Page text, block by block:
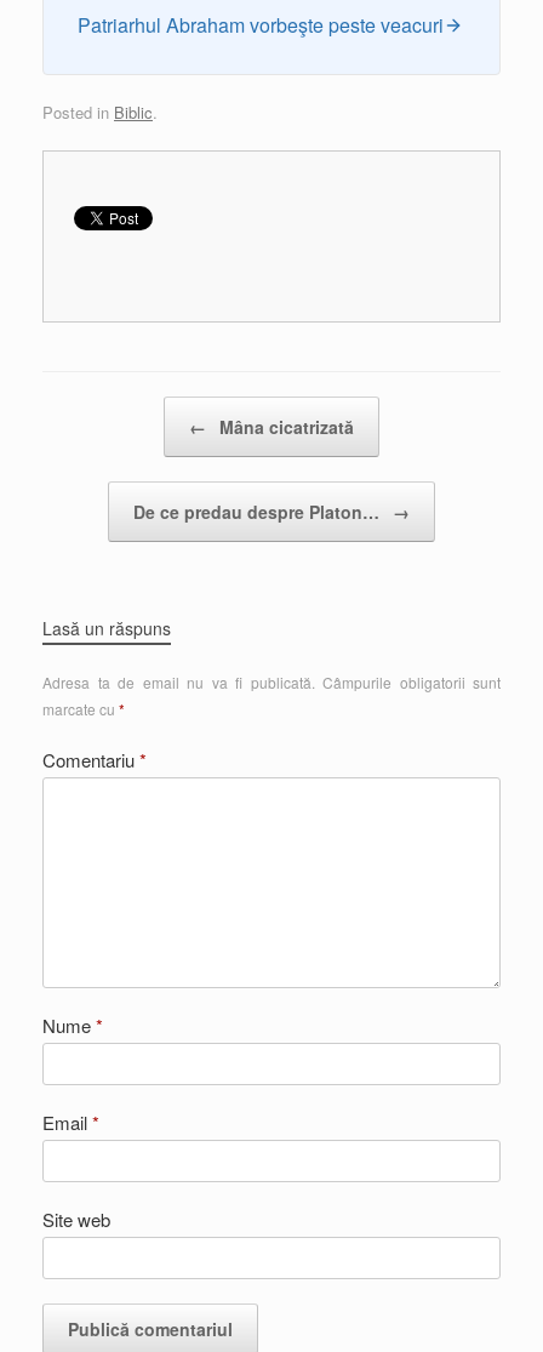
Patriarhul Abraham vorbeşte peste veacuri
Posted in Biblic.
← Mâna cicatrizată
De ce predau despre Platon… →
Lasă un răspuns
Adresa ta de email nu va fi publicată. Câmpurile obligatorii sunt
marcate cu *
Comentariu*
Nume*
Email*
Site web